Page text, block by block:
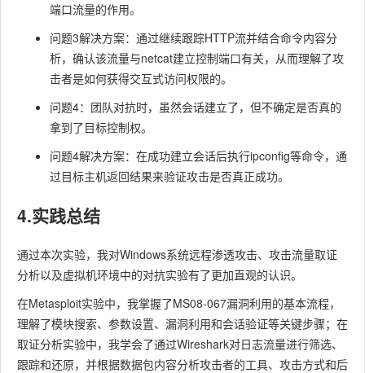
端口流量的作用。
问题3解决方案：通过继续跟踪HTTP流并结合命令内容分
析，确认该流量与netcat建立控制端口有关，从而理解了攻
击者是如何获得交互式访问权限的。
问题4：团队对抗时，虽然会话建立了，但不确定是否真的
拿到了目标控制权。
问题4解决方案：在成功建立会话后执行ipconfig等命令，通
过目标主机返回结果来验证攻击是否真正成功。
4.实践总结
通过本次实验，我对Windows系统远程渗透攻击、攻击流量取证
分析以及虚拟机环境中的对抗实验有了更加直观的认识。
在Metasploit实验中，我掌握了MS08-067漏洞利用的基本流程，
理解了模块搜索、参数设置、漏洞利用和会话验证等关键步骤；在
取证分析实验中，我学会了通过Wireshark对日志流量进行筛选、
跟踪和还原，并根据数据包内容分析攻击者的工具、攻击方式和后